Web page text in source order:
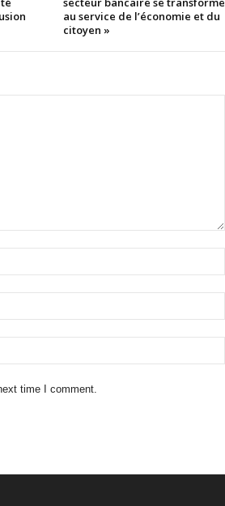
au service de l’économie et du
citoyen »
time I comment.